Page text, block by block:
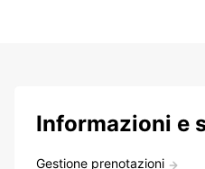
Informazioni e
Gestione prenotazioni